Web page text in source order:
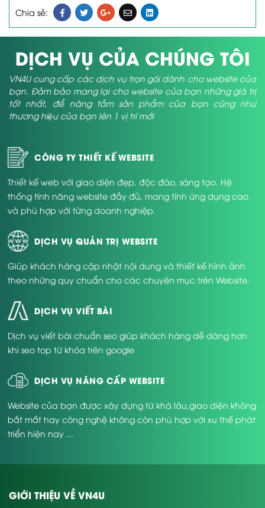
Chia sẻ:
DỊCH VỤ CỦA CHÚNG TÔI
VN4U cung cấp các dịch vụ trọn gói dành cho website của
bạn. Đảm bảo mang lại cho website của bạn những giá trị
tốt nhất, để nâng tầm sản phẩm của bạn cũng như
thương hiệu của bạn lên 1 vị trí mới
CÔNG TY THIẾT KẾ WEBSITE
Thiết kế web với giao diện đẹp, độc đáo, sáng tạo. Hệ
thống tính năng website đầy đủ, mang tính ứng dụng cao
và phù hợp với từng doanh nghiệp.
DỊCH VỤ QUẢN TRỊ WEBSITE
Giúp khách hàng cập nhật nội dung và thiết kế hình ảnh
theo những quy chuẩn cho các chuyên mục trên Website.
DỊCH VỤ VIẾT BÀI
Dịch vụ viết bài chuẩn seo giúp khách hàng dễ dàng hơn
khi seo top từ khóa trên google
DỊCH VỤ NÂNG CẤP WEBSITE
Website của bạn được xây dựng từ khá lâu,giao diện không
bắt mắt hay công nghệ không còn phù hợp với xu thế phát
triển hiện nay ...
GIỚI THIỆU VỀ VN4U